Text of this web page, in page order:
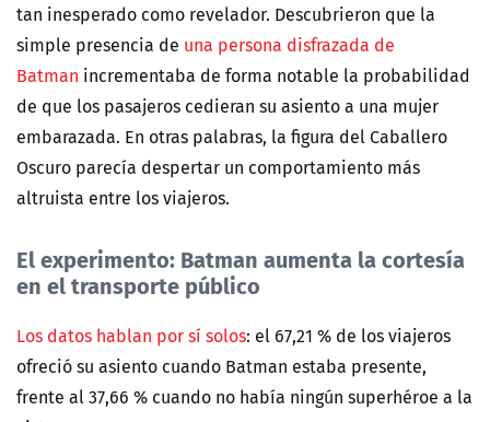
tan inesperado como revelador. Descubrieron que la
simple presencia de una persona disfrazada de
Batman incrementaba de forma notable la probabilidad
de que los pasajeros cedieran su asiento a una mujer
embarazada. En otras palabras, la figura del Caballero
Oscuro parecía despertar un comportamiento más
altruista entre los viajeros.
El experimento: Batman aumenta la cortesía
en el transporte público
Los datos hablan por sí solos: el 67,21 % de los viajeros
ofreció su asiento cuando Batman estaba presente,
frente al 37,66 % cuando no había ningún superhéroe a la